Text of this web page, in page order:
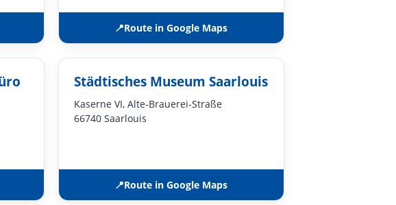
📍Route in Google Maps
Städtisches Museum Saarlouis
Kaserne VI, Alte-Brauerei-Straße
66740 Saarlouis
📍Route in Google Maps